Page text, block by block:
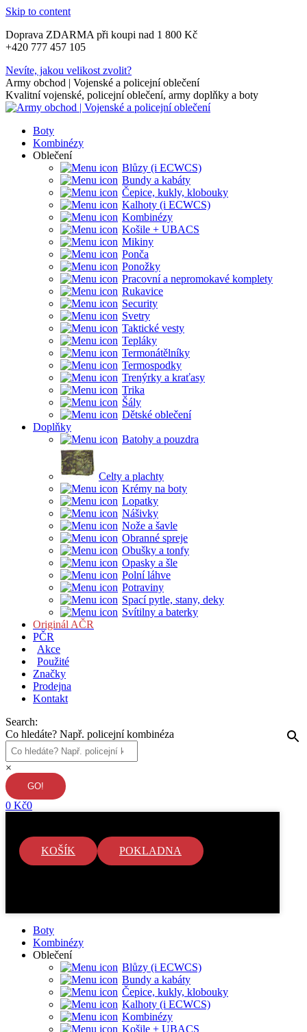
Skip to content
Doprava ZDARMA při koupi nad 1 800 Kč
+420 777 457 105
Nevíte, jakou velikost zvolit?
Army obchod | Vojenské a policejní oblečení
Kvalitní vojenské, policejní oblečení, army doplňky a boty
Boty
Kombinézy
Oblečení
Blůzy (i ECWCS)
Bundy a kabáty
Čepice, kukly, klobouky
Kalhoty (i ECWCS)
Kombinézy
Košile + UBACS
Mikiny
Ponča
Ponožky
Pracovní a nepromokavé komplety
Rukavice
Security
Svetry
Taktické vesty
Tepláky
Termonátělníky
Termospodky
Trenýrky a kraťasy
Trika
Šály
Dětské oblečení
Doplňky
Batohy a pouzdra
Celty a plachty
Krémy na boty
Lopatky
Nášivky
Nože a šavle
Obranné spreje
Obušky a tonfy
Opasky a šle
Polní láhve
Potraviny
Spací pytle, stany, deky
Svítilny a baterky
Originál AČR
PČR
Akce
Použité
Značky
Prodejna
Kontakt
Search:
Co hledáte? Např. policejní kombinéza
×
0 Kč0
KOŠÍK POKLADNA
Boty
Kombinézy
Oblečení
Blůzy (i ECWCS)
Bundy a kabáty
Čepice, kukly, klobouky
Kalhoty (i ECWCS)
Kombinézy
Košile + UBACS